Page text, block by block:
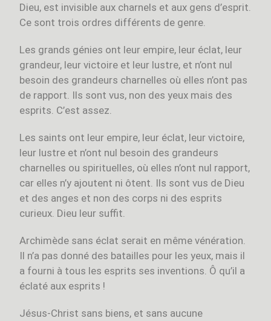
Dieu, est invisible aux charnels et aux gens d’esprit.
Ce sont trois ordres différents de genre.
Les grands génies ont leur empire, leur éclat, leur
grandeur, leur victoire et leur lustre, et n’ont nul
besoin des grandeurs charnelles où elles n’ont pas
de rapport. Ils sont vus, non des yeux mais des
esprits. C’est assez.
Les saints ont leur empire, leur éclat, leur victoire,
leur lustre et n’ont nul besoin des grandeurs
charnelles ou spirituelles, où elles n’ont nul rapport,
car elles n’y ajoutent ni ôtent. Ils sont vus de Dieu
et des anges et non des corps ni des esprits
curieux. Dieu leur suffit.
Archimède sans éclat serait en même vénération.
Il n’a pas donné des batailles pour les yeux, mais il
a fourni à tous les esprits ses inventions. Ô qu’il a
éclaté aux esprits !
Jésus-Christ sans biens, et sans aucune